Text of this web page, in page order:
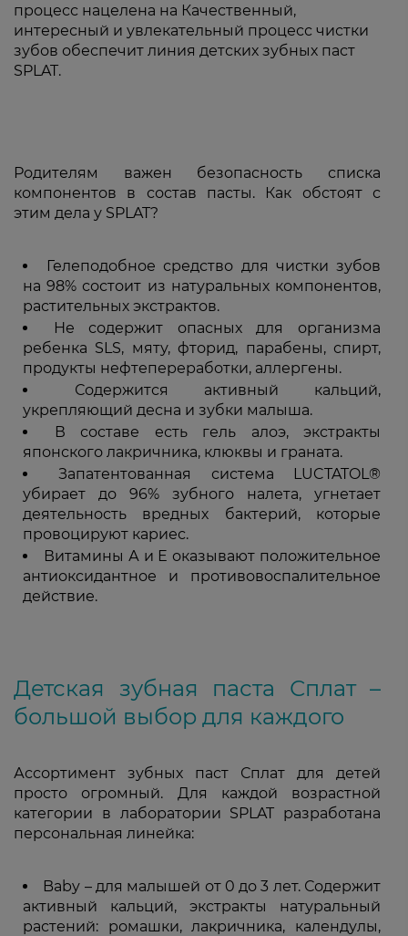
процесс нацелена на Качественный,
интересный и увлекательный процесс чистки
зубов обеспечит линия детских зубных паст
SPLAT.
Родителям важен безопасность списка
компонентов в состав пасты. Как обстоят с
этим дела у SPLAT?
Гелеподобное средство для чистки зубов
на 98% состоит из натуральных компонентов,
растительных экстрактов.
Не содержит опасных для организма
ребенка SLS, мяту, фторид, парабены, спирт,
продукты нефтепереработки, аллергены.
Содержится активный кальций,
укрепляющий десна и зубки малыша.
В составе есть гель алоэ, экстракты
японского лакричника, клюквы и граната.
Запатентованная система LUCTATOL®
убирает до 96% зубного налета, угнетает
деятельность вредных бактерий, которые
провоцируют кариес.
Витамины А и Е оказывают положительное
антиоксидантное и противовоспалительное
действие.
Детская зубная паста Сплат –
большой выбор для каждого
Ассортимент зубных паст Сплат для детей
просто огромный. Для каждой возрастной
категории в лаборатории SPLAT разработана
персональная линейка:
Baby – для малышей от 0 до 3 лет. Содержит
активный кальций, экстракты натуральный
растений: ромашки, лакричника, календулы,